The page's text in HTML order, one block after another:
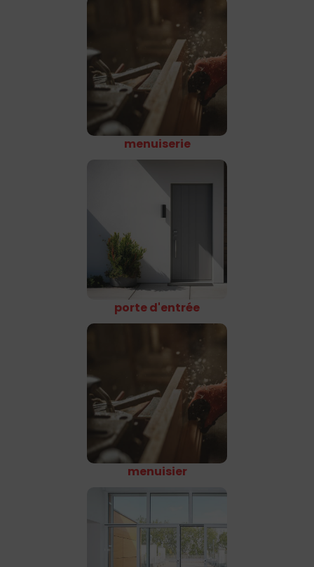
menuiserie
porte d'entrée
menuisier